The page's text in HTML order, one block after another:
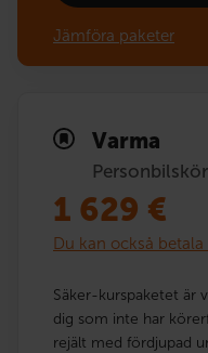
Jämföra paketer
Varma
1 629 €
Du kan också
Säker-kurspaketet är
dig som inte har
rejält med fördjupad